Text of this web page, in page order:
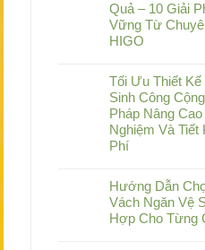
Quả – 10 Giải
Vững Từ
HIGO
Tối Ưu Thiết Kế
Sinh Công
Pháp Nâng Cao
Nghiệm Và Tiết
Phí
Hướng Dẫn
Vách Ngăn Vệ
Hợp Cho Từng